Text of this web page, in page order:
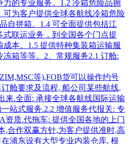
的专业服务。1.2 冷箱危险品拥
为客户提供全球各航线冷箱危险
自拼箱。1.4 可全面提供包括江
联运业务，到全国各个门点提
本。1.5 提供特种集装箱运输服
箱等等。2、常规服务2.1 订舱:
等),FOB货可以操作约号
舱要求及流程, 船公司某些航线,
来.全面: 承接全球各航线国际运输
站式服务.2.2 增值服务代报关: 专
资质.代拖车: 提供全国各地的上门
,合作双赢方针,为客户提供准时,高
浦东设有大型专业内装仓库, 根